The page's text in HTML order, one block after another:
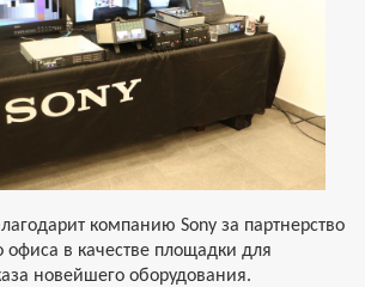
компанию Sony за партнерство
в качестве площадки для
новейшего оборудования.